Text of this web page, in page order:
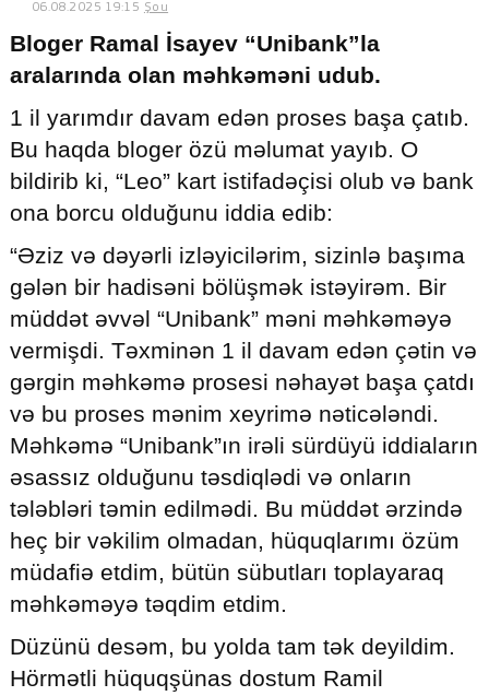
Dünya
© 2026. Shownews.az
Created by Netservice.az
06.08.2025 19:15 Şou
Bloger Ramal İsayev “Unibank”la
aralarında olan məhkəməni udub.
1 il yarımdır davam edən proses başa çatıb.
Bu haqda bloger özü məlumat yayıb. O
bildirib ki, “Leo” kart istifadəçisi olub və bank
ona borcu olduğunu iddia edib:
“Əziz və dəyərli izləyicilərim, sizinlə başıma
gələn bir hadisəni bölüşmək istəyirəm. Bir
müddət əvvəl “Unibank” məni məhkəməyə
vermişdi. Təxminən 1 il davam edən çətin və
gərgin məhkəmə prosesi nəhayət başa çatdı
və bu proses mənim xeyrimə nəticələndi.
Məhkəmə “Unibank”ın irəli sürdüyü iddiaların
əsassız olduğunu təsdiqlədi və onların
tələbləri təmin edilmədi. Bu müddət ərzində
heç bir vəkilim olmadan, hüquqlarımı özüm
müdafiə etdim, bütün sübutları toplayaraq
məhkəməyə təqdim etdim.
Düzünü desəm, bu yolda tam tək deyildim.
Hörmətli hüquqşünas dostum Ramil